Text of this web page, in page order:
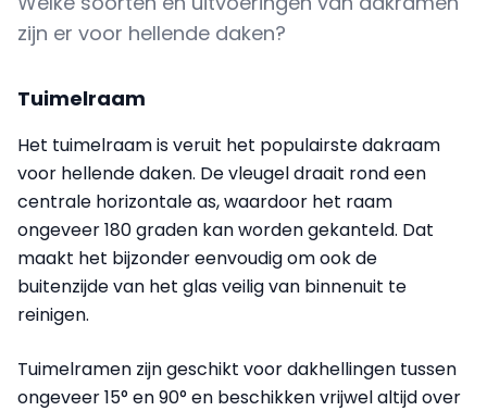
zijn er voor hellende daken?
Tuimelraam
Het tuimelraam is veruit het populairste dakraam
voor hellende daken. De vleugel draait rond een
centrale horizontale as, waardoor het raam
ongeveer 180 graden kan worden gekanteld. Dat
maakt het bijzonder eenvoudig om ook de
buitenzijde van het glas veilig van binnenuit te
reinigen.
Tuimelramen zijn geschikt voor dakhellingen tussen
ongeveer 15° en 90° en beschikken vrijwel altijd over